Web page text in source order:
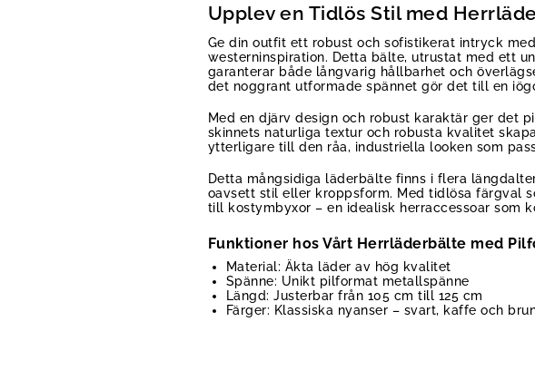
Upplev en Tidlös Stil med
Ge din outfit ett robust och sofistikerat intryck
westerninspiration. Detta bälte, utrustat med ett
garanterar både långvarig hållbarhet och
det noggrant utformade spännet gör det till en
Med en djärv design och robust karaktär ger det
skinnets naturliga textur och robusta kvalitet
ytterligare till den råa, industriella looken som
Detta mångsidiga läderbälte finns i flera
oavsett stil eller kroppsform. Med tidlösa färgval
till kostymbyxor – en idealisk herraccessoar som
Funktioner hos Vårt Herrläderbälte med
Material: Äkta läder av hög kvalitet
Spänne: Unikt pilformat metallspänne
Längd: Justerbar från 105 cm till 125 cm
Färger: Klassiska nyanser – svart, kaffe och